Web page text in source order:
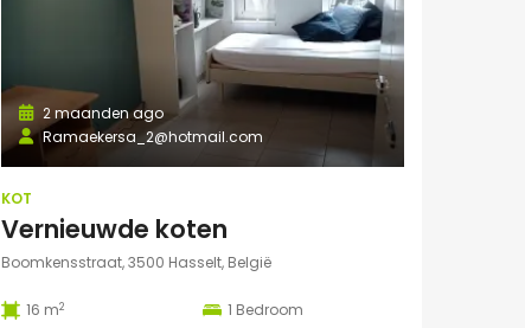
Ramaekersa_2@hotmail.com
2 maanden ago
KOT
Vernieuwde koten
Boomkensstraat, 3500 Hasselt, België
16 m2 1 Bedroom